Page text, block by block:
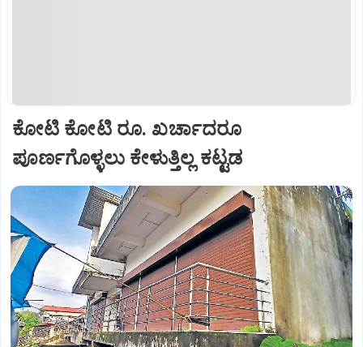
ಕೋಟಿ ಕೋಟಿ ರೂ. ಖರ್ಚಾದರೂ
ಪೂರ್ಣಗೊಳ್ಳಲು ಕೇಳುತ್ತಿಲ್ಲ ಕಟ್ಟಡ